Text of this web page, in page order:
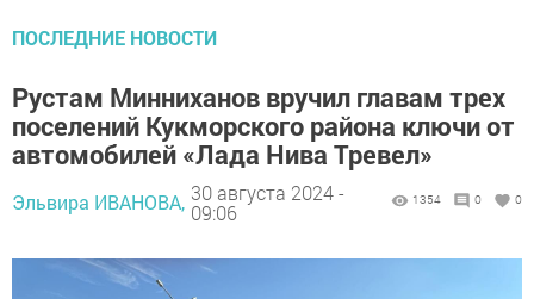
ПОСЛЕДНИЕ НОВОСТИ
Рустам Минниханов вручил главам трех
поселений Кукморского района ключи от
автомобилей «Лада Нива Тревел»
Эльвира ИВАНОВА, 30 августа 2024 -
09:06
1354 0 0